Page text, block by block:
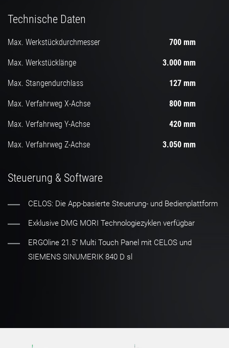
Technische Daten
Max. Werkstückdurchmesser 700 mm
Max. Werkstücklänge 3.000 mm
Max. Stangendurchlass 127 mm
Max. Verfahrweg X-Achse 800 mm
Max. Verfahrweg Y-Achse 420 mm
Max. Verfahrweg Z-Achse 3.050 mm
Steuerung & Software
CELOS: Die App-basierte Steuerung- und Bedienplattform
Exklusive DMG MORI Technologiezyklen verfügbar
ERGOline 21.5" Multi Touch Panel mit CELOS und
SIEMENS SINUMERIK 840 D sl